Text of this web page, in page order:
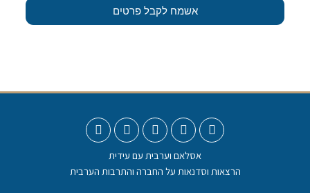
אשמח לקבל פרטים
אסלאם וערבית עם עידית
הרצאות וסדנאות על החברה והתרבות הערבית